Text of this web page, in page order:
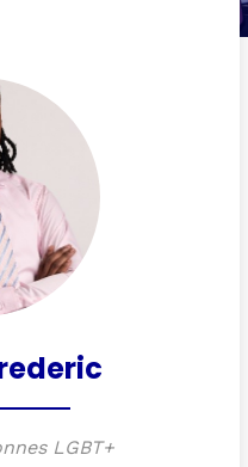
NOUS
CONTACTER
LGBT+